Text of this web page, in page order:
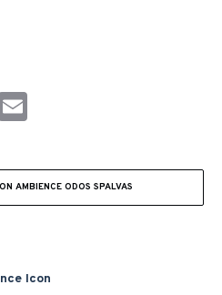
AMBIENCE ODOS SPALVAS
Icon